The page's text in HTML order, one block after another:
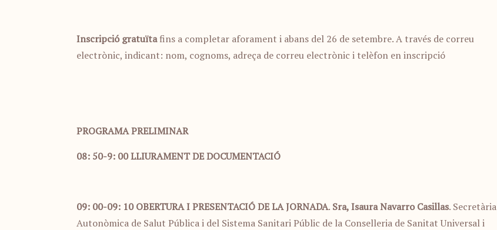
Inscripció gratuïtafins a completar aforament i abans del 26 de setembre. A través de correu
electrònic, indicant: nom, cognoms, adreça de correu electrònic i telèfon eninscripció
PROGRAMA PRELIMINAR
08: 50-9: 00LLIURAMENT DE DOCUMENTACIÓ
09: 00-09: 10 OBERTURA I PRESENTACIÓ DE LA JORNADA. Sra, Isaura Navarro Casillas. Secretària
Autonòmica de Salut Pública i del Sistema Sanitari Públic de la Conselleria de Sanitat Universal i